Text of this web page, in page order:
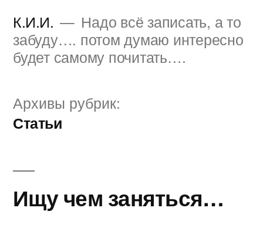
содержимому
К.И.И.
Надо всё записать, а то
забуду…. потом думаю интересно
будет самому почитать….
Архивы рубрик:
Статьи
Ищу чем заняться…